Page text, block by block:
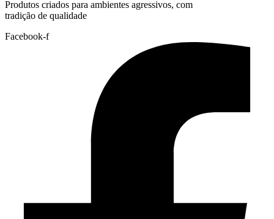
Produtos criados para ambientes agressivos, com
tradição de qualidade
Facebook-f